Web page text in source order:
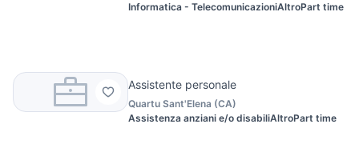
Informatica - TelecomunicazioniAltroPart time
Assistente personale
Quartu Sant'Elena (CA)
Assistenza anziani e/o disabiliAltroPart time